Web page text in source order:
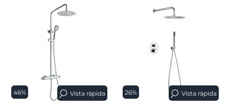
46% Vista rápida 26% Vista rápida